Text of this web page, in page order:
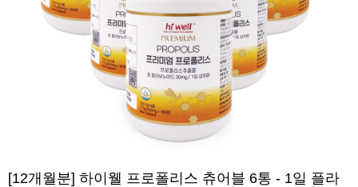
[12개월분] 하이웰 프로폴리스 츄어블 6통 - 1일 플라